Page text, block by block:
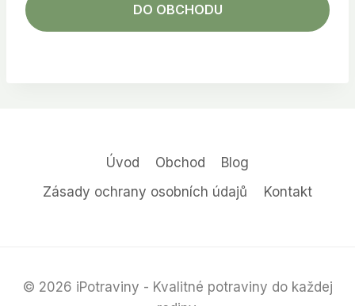
DO OBCHODU
Úvod Obchod
Blog
Zásady ochrany osobních údajů
Kontakt
© 2026 iPotraviny - Kvalitné potraviny do každej